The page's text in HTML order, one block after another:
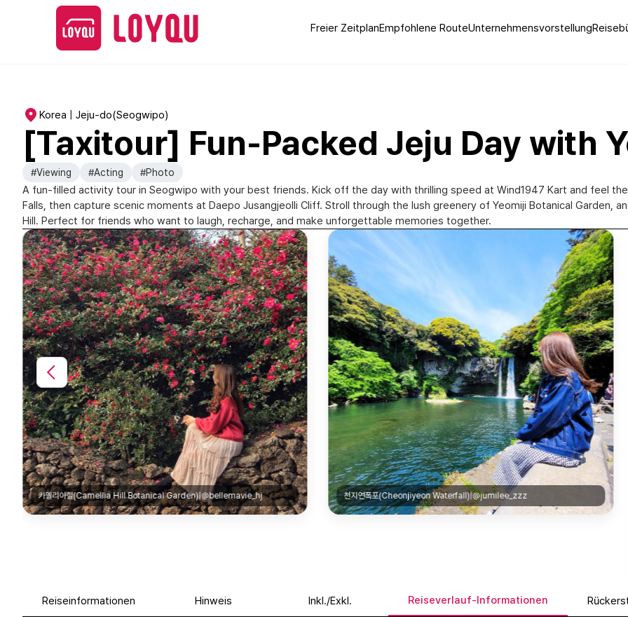
Freier ZeitplanEmpfohlene RouteUnternehmensvorstellung
Korea | Jeju-do(Seogwipo)
[Taxitour] Fun-Packed Jeju Day with
#Viewing #Acting #Photo
A fun-filled activity tour in Seogwipo with your best friends. Kick off the day with thrilling speed at Wind1947 Kart and feel
Falls, then capture scenic moments at Daepo Jusangjeolli Cliff. Stroll through the lush greenery of Yeomiji Botanical Garden,
Hill. Perfect for friends who want to laugh, recharge, and make unforgettable memories together.
천지연폭포(Cheonjiyeon Waterfall)|@jumilee_zzz
Reiseinformationen Hinweis Inkl./Exkl. Reiseverlauf-Informationen